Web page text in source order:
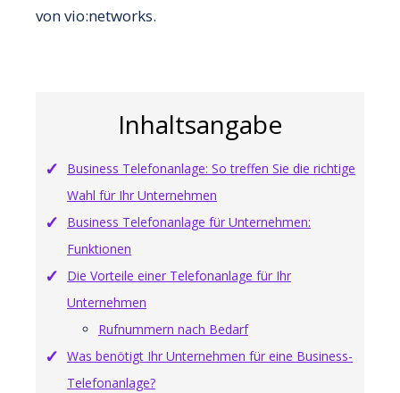
von vio:networks.
Inhaltsangabe
Business Telefonanlage: So treffen Sie die richtige
Wahl für Ihr Unternehmen
Business Telefonanlage für Unternehmen:
Funktionen
Die Vorteile einer Telefonanlage für Ihr
Unternehmen
Rufnummern nach Bedarf
Was benötigt Ihr Unternehmen für eine Business-
Telefonanlage?